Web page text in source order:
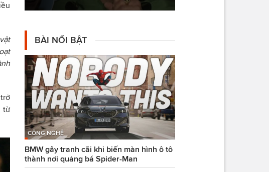
từ
BÀI NỔI BẬT
CÔNG NGHỆ
BMW gây tranh cãi khi biến màn hình ô tô
thành nơi quảng bá Spider-Man